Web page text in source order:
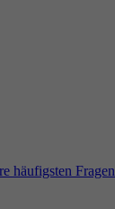
häufigsten Fragen